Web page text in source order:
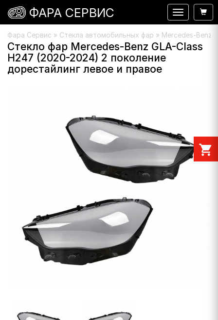
Фара Сервис » Стекла автомобильных фар » Mercedes-Benz
Стекло фар Mercedes-Benz GLA-Class
H247 (2020-2024) 2 поколение
дорестайлинг левое и правое
Навигация
ФАРА СЕРВИС
shopping_cart